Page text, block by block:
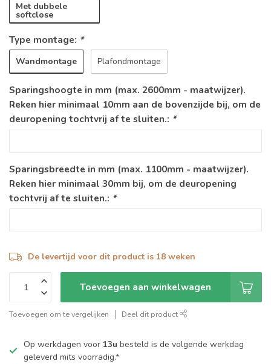
Met dubbele
softclose
Type montage: *
Wandmontage Plafondmontage
Sparingshoogte in mm (max. 2600mm - maatwijzer).
Reken hier minimaal 10mm aan de bovenzijde bij, om de
deuropening tochtvrij af te sluiten.: *
Sparingsbreedte in mm (max. 1100mm - maatwijzer).
Reken hier minimaal 30mm bij, om de deuropening
tochtvrij af te sluiten.: *
De levertijd voor dit product is 18 weken
Toevoegen aan winkelwagen
Toevoegen om te vergelijken Deel dit product
Op werkdagen voor 13u besteld is de volgende werkdag
geleverd mits voorradig.*